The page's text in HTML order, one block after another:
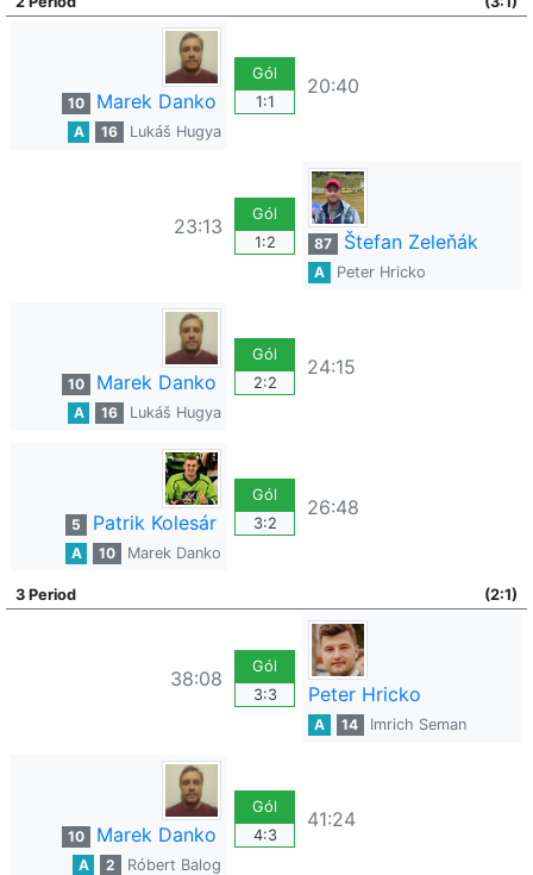
10 Marek Danko
A 16 Lukáš Hugya
Gól
1:1
20:40
23:13
Gól
1:2
87 Štefan Zeleňák
A Peter Hricko
10 Marek Danko
A 16 Lukáš Hugya
Gól
2:2
24:15
5 Patrik Kolesár
A 10 Marek Danko
Gól
3:2
26:48
3 Period (2:1)
38:08
Gól
3:3
Peter Hricko
A 14 Imrich Seman
10 Marek Danko
A 2 Róbert Balog
Gól
4:3
41:24